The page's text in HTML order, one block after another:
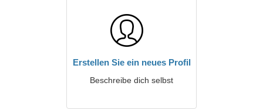
Erstellen Sie ein neues Profil
Beschreibe dich selbst